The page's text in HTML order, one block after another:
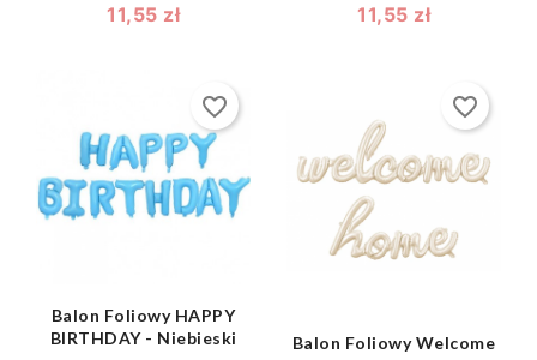
11,55 zł 11,55 zł
shopping_bag 
Balon Foliowy HAPPY
BIRTHDAY - Niebieski
favorite_border
shopping_bag 
Balon Foliowy Welcome
favorite_border